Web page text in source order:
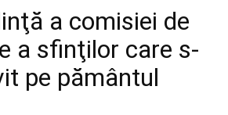
a comisiei de
a sfinţilor care s-
pe pământul